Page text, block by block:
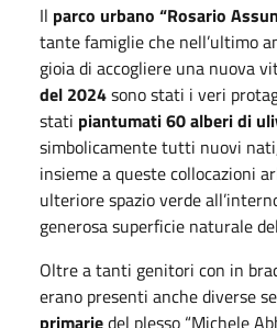
Il parco urbano “Rosario
tante famiglie che nell’ultimo
gioia di accogliere una nuova
del 2024sono stati i veri
stati piantumati 60 alberi di
simbolicamente tutti nuovi
insieme a queste collocazioni
ulteriore spazio verde
generosa superficie naturale
Oltre a tanti genitori con in
erano presenti anche diverse
primariedel plesso “Michele